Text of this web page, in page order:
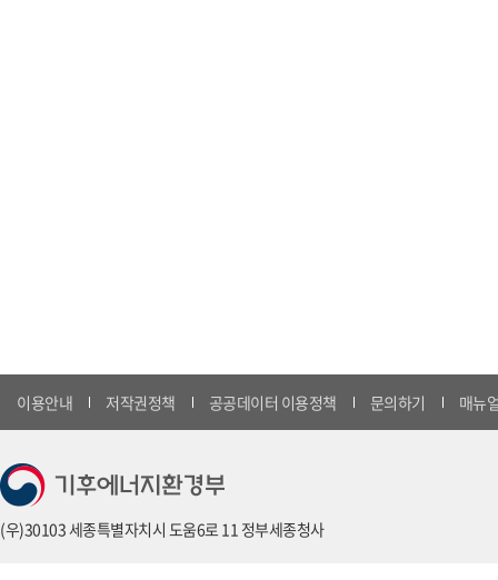
이용안내 저작권정책 공공데이터 이용정책 문의하기 매뉴
(우)30103 세종특별자치시 도움6로 11 정부세종청사